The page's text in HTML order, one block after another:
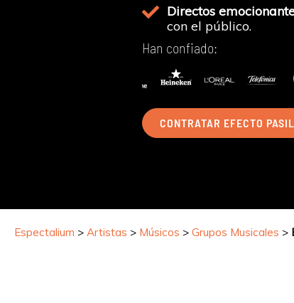
Directos
con el público.
Han confiado:
CONTRATAR EFECTO
Espectalium > Artistas > Músicos > Grupos Musicales >